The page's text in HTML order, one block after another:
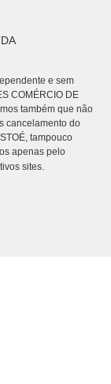
e sem
COMÉRCIO DE
também que não
cancelamento do
tampouco
apenas pelo
sites.